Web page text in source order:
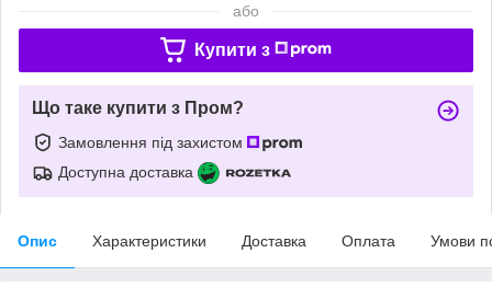
або
Купити з
Що таке купити з Пром?
Замовлення під захистом
Доступна доставка
Опис Характеристики Доставка Оплата Умови